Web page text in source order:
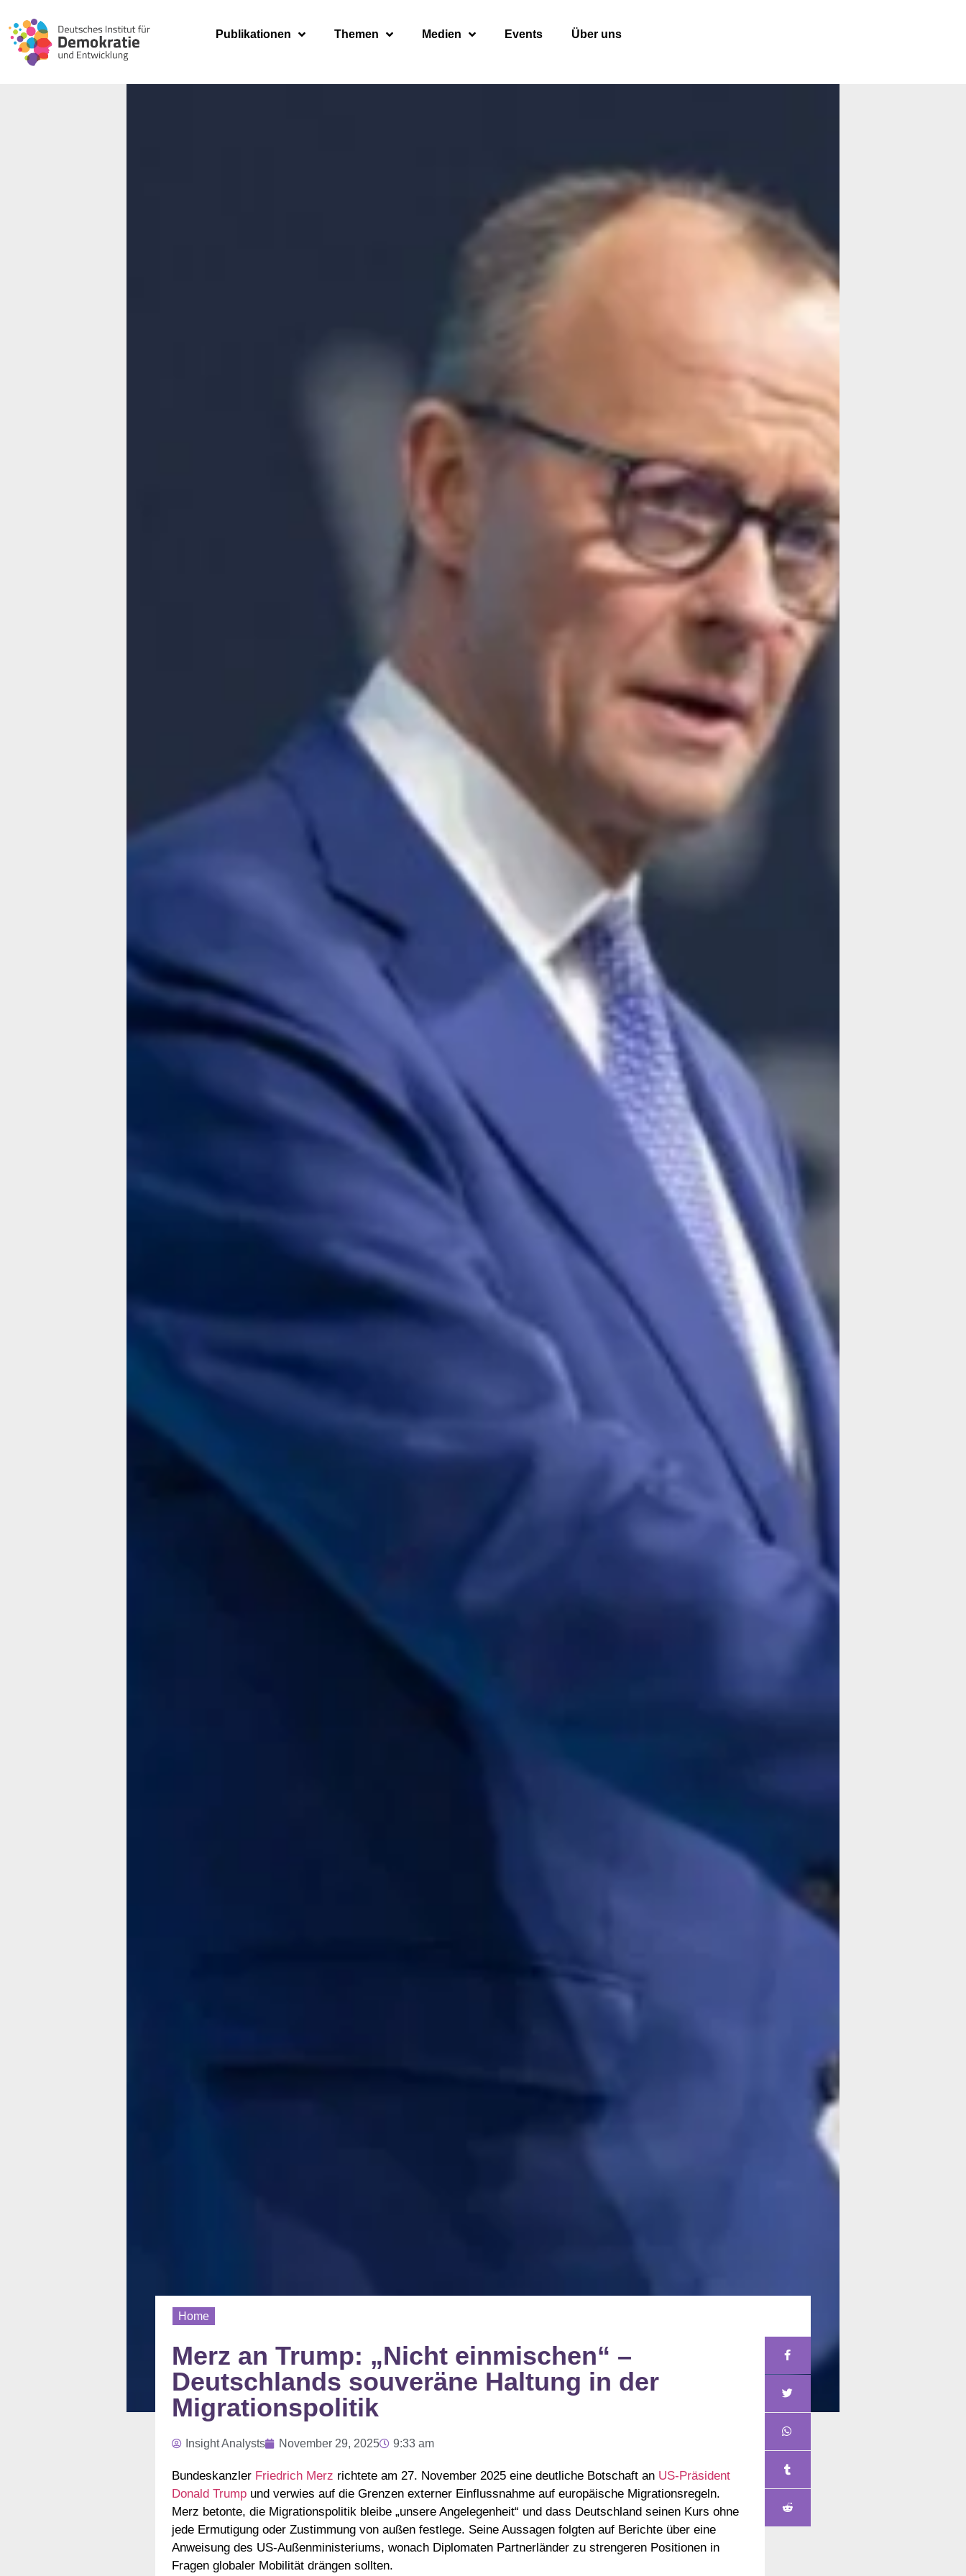
Publikationen Themen Medien Events Über uns
Home
Merz an Trump: „Nicht einmischen“ –
Deutschlands souveräne Haltung in der
Migrationspolitik
Insight Analysts November 29, 2025 9:33 am
Bundeskanzler Friedrich Merz richtete am 27. November 2025 eine deutliche Botschaft an US-Präsident
Donald Trump und verwies auf die Grenzen externer Einflussnahme auf europäische Migrationsregeln.
Merz betonte, die Migrationspolitik bleibe „unsere Angelegenheit“ und dass Deutschland seinen Kurs ohne
jede Ermutigung oder Zustimmung von außen festlege. Seine Aussagen folgten auf Berichte über eine
Anweisung des US-Außenministeriums, wonach Diplomaten Partnerländer zu strengeren Positionen in
Fragen globaler Mobilität drängen sollten.